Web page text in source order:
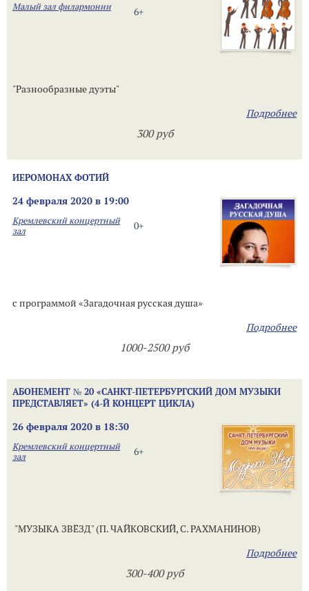
6+
Малый зал филармонии
"Разнообразные дуэты"
Подробнее
300 руб
ИЕРОМОНАХ ФОТИЙ
24 февраля 2020 в 19:00
0+
Кремлевский концертный
зал
с программой «Загадочная русская душа»
Подробнее
1000-2500 руб
АБОНЕМЕНТ № 20 «САНКТ-ПЕТЕРБУРГСКИЙ ДОМ МУЗЫКИ
ПРЕДСТАВЛЯЕТ» (4-Й КОНЦЕРТ ЦИКЛА)
26 февраля 2020 в 18:30
6+
Кремлевский концертный
зал
"МУЗЫКА ЗВЁЗД" (П. ЧАЙКОВСКИЙ, С. РАХМАНИНОВ)
Подробнее
300-400 руб